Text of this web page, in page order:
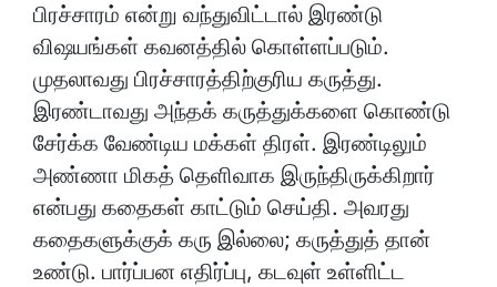
பிரச்சாரம் என்று வந்துவிட்டால் இரண்டு
விஷயங்கள் கவனத்தில் கொள்ளப்படும்.
முதலாவது பிரச்சாரத்திற்குரிய கருத்து.
இரண்டாவது அந்தக் கருத்துக்களை கொண்டு
சேர்க்க வேண்டிய மக்கள் திரள். இரண்டிலும்
அண்ணா மிகத் தெளிவாக இருந்திருக்கிறார்
என்பது கதைகள் காட்டும் செய்தி. அவரது
கதைகளுக்குக் கரு இல்லை; கருத்துத் தான்
உண்டு. பார்ப்பன எதிர்ப்பு, கடவுள் உள்ளிட்ட